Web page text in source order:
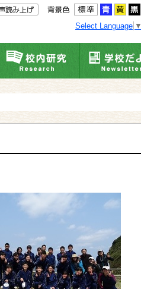
Select Language ▼